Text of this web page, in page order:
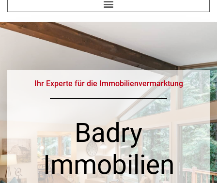
Ihr Experte für die Immobilienvermarktung
Badry
Immobilien